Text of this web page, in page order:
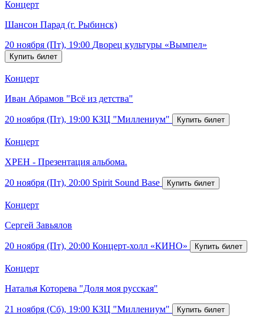
Концерт
Шансон Парад (г. Рыбинск)
20 ноября (Пт), 19:00 Дворец культуры «Вымпел»
Концерт
Иван Абрамов "Всё из детства"
20 ноября (Пт), 19:00 КЗЦ "Миллениум"
Концерт
ХРЕН - Презентация альбома.
20 ноября (Пт), 20:00 Spirit Sound Base
Концерт
Сергей Завьялов
20 ноября (Пт), 20:00 Концерт-холл «КИНО»
Концерт
Наталья Которева "Доля моя русская"
21 ноября (Сб), 19:00 КЗЦ "Миллениум"